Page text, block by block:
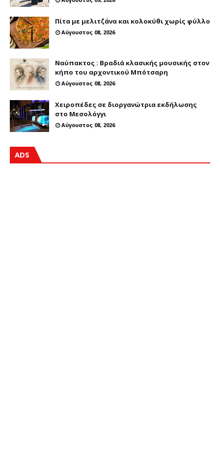
Πίτα με μελιτζάνα και κολοκύθι χωρίς φύλλο
Αύγουστος 08, 2026
Ναύπακτος : Βραδιά κλασικής μουσικής στον
κήπο του αρχοντικού Μπότσαρη
Αύγουστος 08, 2026
Χειροπέδες σε διοργανώτρια εκδήλωσης
στο Μεσολόγγι
Αύγουστος 08, 2026
ADS